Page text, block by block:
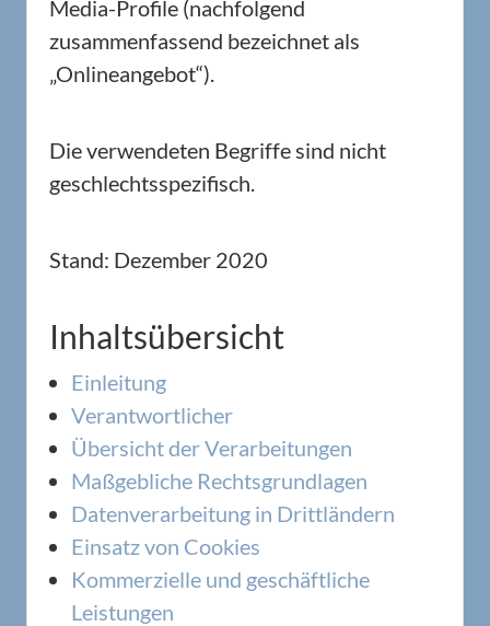
Media-Profile (nachfolgend
zusammenfassend bezeichnet als
„Onlineangebot“).
Die verwendeten Begriffe sind nicht
geschlechtsspezifisch.
Stand: Dezember 2020
Inhaltsübersicht
Einleitung
Verantwortlicher
Übersicht der Verarbeitungen
Maßgebliche Rechtsgrundlagen
Datenverarbeitung in Drittländern
Einsatz von Cookies
Kommerzielle und geschäftliche
Leistungen